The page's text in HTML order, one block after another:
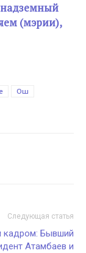
(мэрии),
Ош
Следующая статья
кадром: Бывший
Атамбаев и